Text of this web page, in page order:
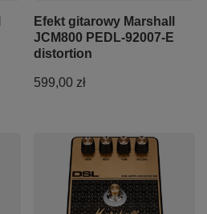
Efekt gitarowy Marshall
JCM800 PEDL-92007-E
distortion
599,00 zł